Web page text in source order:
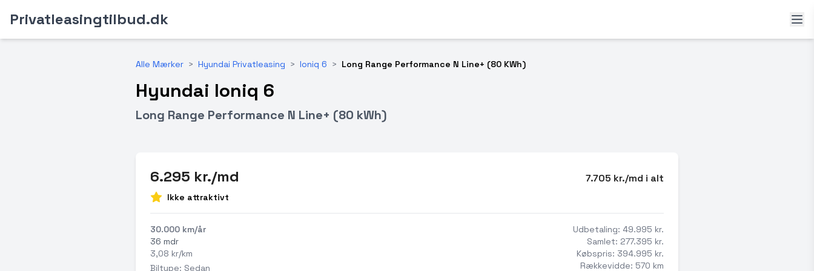
Privatleasingtilbud.dk
Alle Mærker > Hyundai Privatleasing > Ioniq 6 > Long Range Performance N Line+ (80 KWh)
Hyundai Ioniq 6
Long Range Performance N Line+ (80 kWh)
6.295 kr./md 7.705 kr./md i alt
Ikke attraktivt
30.000 km/år
36 mdr
3,08 kr/km
Biltype: Sedan
Udbetaling: 49.995 kr.
Samlet: 277.395 kr.
Købspris: 394.995 kr.
Rækkevidde: 570 km